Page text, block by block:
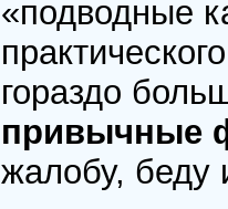
«подводные
гораздо
привычные
жалобу, беду